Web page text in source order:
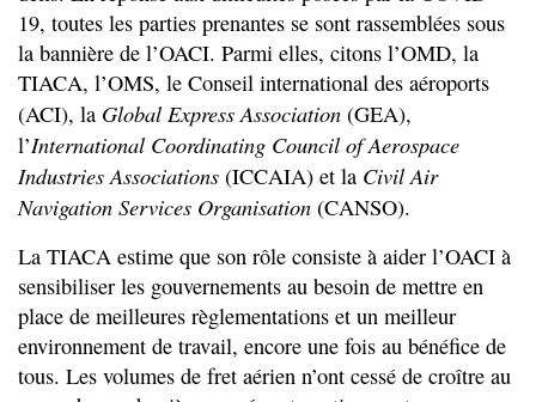
19, toutes les parties prenantes se sont rassemblées sous
la bannière de l’OACI. Parmi elles, citons l’OMD, la
TIACA, l’OMS, le Conseil international des aéroports
(ACI), la Global Express Association (GEA),
l’International Coordinating Council of Aerospace
Industries Associations (ICCAIA) et la Civil Air
Navigation Services Organisation (CANSO).
La TIACA estime que son rôle consiste à aider l’OACI à
sensibiliser les gouvernements au besoin de mettre en
place de meilleures règlementations et un meilleur
environnement de travail, encore une fois au bénéfice de
tous. Les volumes de fret aérien n’ont cessé de croître au